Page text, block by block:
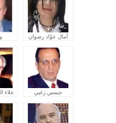
آمال عوّاد رضوان
جيمس زغبي علاء